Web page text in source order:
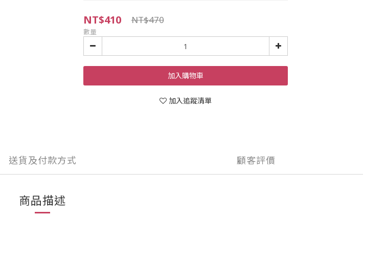
NT$410 NT$470
數量
加入購物車
加入追蹤清單
送貨及付款方式 顧客評價
商品描述